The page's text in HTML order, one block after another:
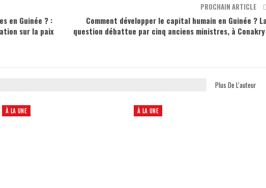
en Guinée ? :
sur la paix
PROCHAIN ARTICLE
Comment développer le capital humain en Guinée ?
question débattue par cinq anciens ministres, à
Plus De L'auteur
À LA UNE À LA UNE